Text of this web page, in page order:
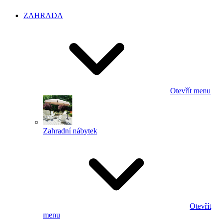
ZAHRADA
Otevřít menu
Zahradní nábytek
Otevřít
menu